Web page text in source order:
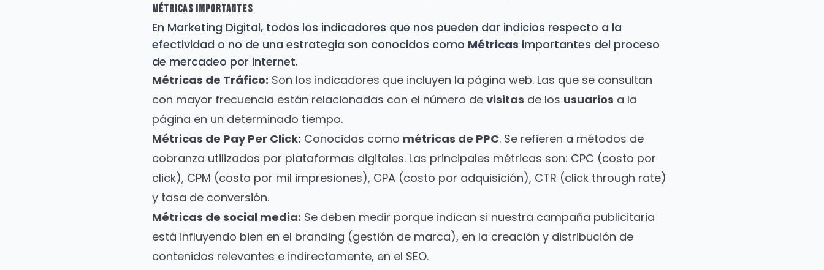
Métricas Importantes
En Marketing Digital, todos los indicadores que nos pueden dar indicios respecto a la
efectividad o no de una estrategia son conocidos como Métricas importantes del proceso
de mercadeo por internet.
Métricas de Tráfico: Son los indicadores que incluyen la página web. Las que se consultan
con mayor frecuencia están relacionadas con el número de visitas de los usuarios a la
página en un determinado tiempo.
Métricas de Pay Per Click: Conocidas como métricas de PPC. Se refieren a métodos de
cobranza utilizados por plataformas digitales. Las principales métricas son: CPC (costo por
click), CPM (costo por mil impresiones), CPA (costo por adquisición), CTR (click through rate)
y tasa de conversión.
Métricas de social media: Se deben medir porque indican si nuestra campaña publicitaria
está influyendo bien en el branding (gestión de marca), en la creación y distribución de
contenidos relevantes e indirectamente, en el SEO.